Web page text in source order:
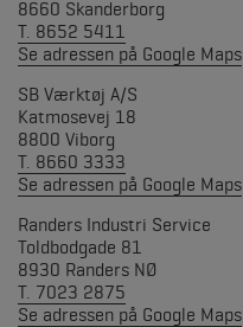
8660 Skanderborg
T. 8652 5411
Se adressen på Google Maps
SB Værktøj A/S
Katmosevej 18
8800 Viborg
T. 8660 3333
Se adressen på Google Maps
Randers Industri Service
Toldbodgade 81
8930 Randers NØ
T. 7023 2875
Se adressen på Google Maps